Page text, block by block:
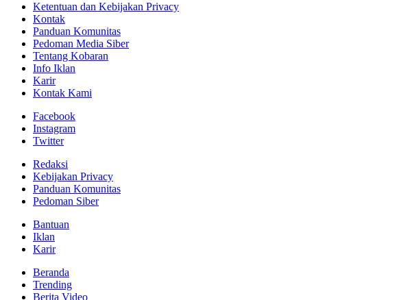
Ketentuan dan Kebijakan Privacy
Kontak
Panduan Komunitas
Pedoman Media Siber
Tentang Kobaran
Info Iklan
Karir
Kontak Kami
Facebook
Instagram
Twitter
Redaksi
Kebijakan Privacy
Panduan Komunitas
Pedoman Siber
Bantuan
Iklan
Karir
Beranda
Trending
Berita Video